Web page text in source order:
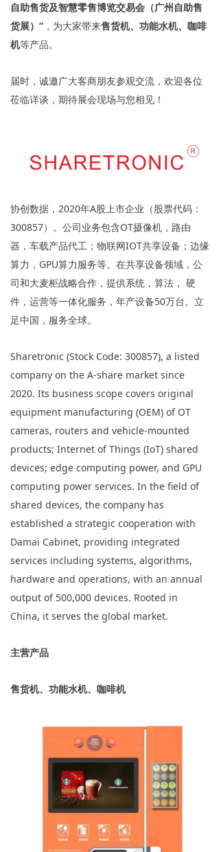
自助售货及智慧零售博览交易会（广州自助售
货展）” ，为大家带来售货机、功能水机、咖啡
机等产品。
届时，诚邀广大客商朋友参观交流，欢迎各位
莅临详谈，期待展会现场与您相见！
协创数据，2020年A股上市企业（股票代码：
300857）。公司业务包含OT摄像机，路由
器，车载产品代工；物联网IOT共享设备；边缘
算力，GPU算力服务等。在共享设备领域，公
司和大麦柜战略合作，提供系统，算法， 硬
件，运营等一体化服务，年产设备50万台。立
足中国，服务全球。
Sharetronic (Stock Code: 300857), a listed
company on the A-share market since
2020. Its business scope covers original
equipment manufacturing (OEM) of OT
cameras, routers and vehicle-mounted
products; Internet of Things (IoT) shared
devices; edge computing power, and GPU
computing power services. In the field of
shared devices, the company has
established a strategic cooperation with
Damai Cabinet, providing integrated
services including systems, algorithms,
hardware and operations, with an annual
output of 500,000 devices. Rooted in
China, it serves the global market.
主营产品
售货机、功能水机、咖啡机